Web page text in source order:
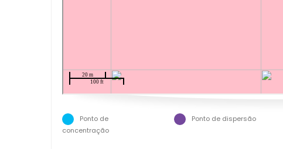
Ponto de
concentração
Ponto de dispersão